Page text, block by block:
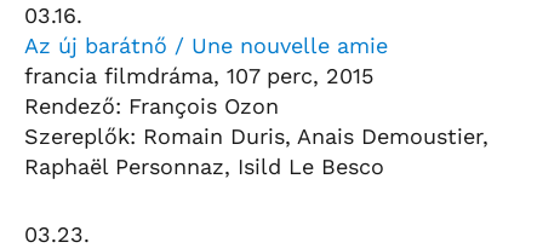
03.16.
Az új barátnő / Une nouvelle amie
francia filmdráma, 107 perc, 2015
Rendező: François Ozon
Szereplők: Romain Duris, Anais Demoustier,
Raphaël Personnaz, Isild Le Besco
03.23.